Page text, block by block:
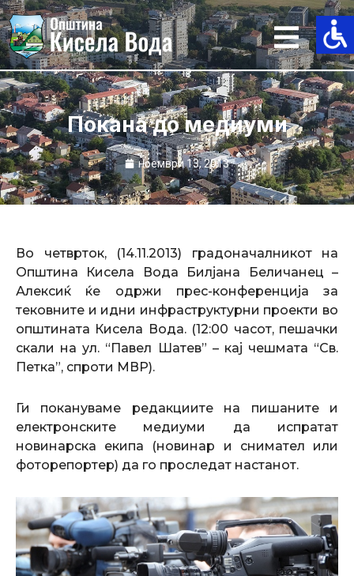
Skip
to
content
Покана до медиуми
ноември 13, 2013
Во четврток, (14.11.2013) градоначалникот на
Општина Кисела Вода Билјана Беличанец –
Алексиќ ќе одржи прес-конференција за
тековните и идни инфраструктурни проекти во
општината Кисела Вода. (12:00 часот, пешачки
скали на ул. “Павел Шатев” – кај чешмата “Св.
Петка”, спроти МВР).
Ги покануваме редакциите на пишаните и
електронските медиуми да испратат
новинарска екипа (новинар и снимател или
фоторепортер) да го проследат настанот.